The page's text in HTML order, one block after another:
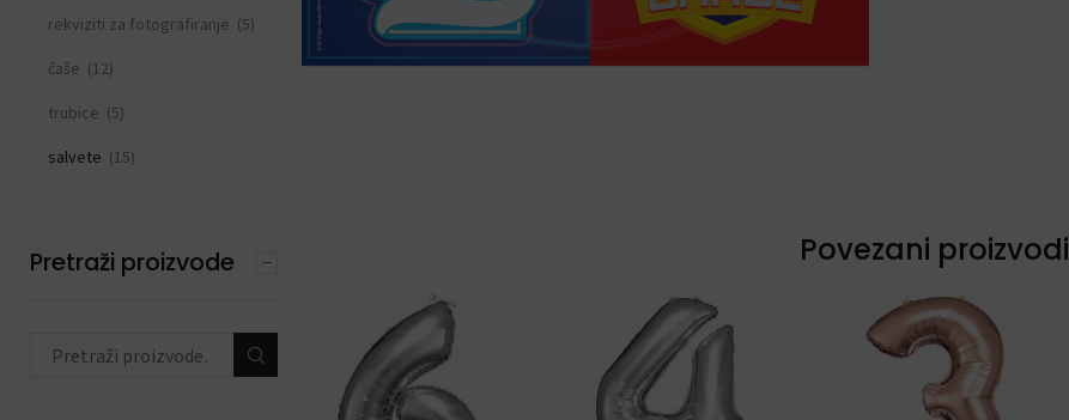
Povezani proizvodi
rekviziti za fotografiranje (5)
čaše (12)
trubice (5)
salvete (15)
Pretraži proizvode